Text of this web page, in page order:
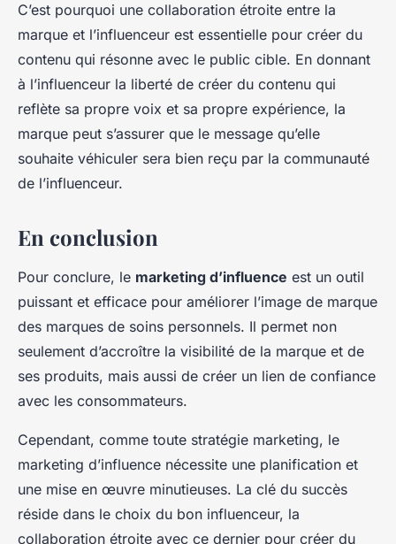
C’est pourquoi une collaboration étroite entre la
marque et l’influenceur est essentielle pour créer du
contenu qui résonne avec le public cible. En donnant
à l’influenceur la liberté de créer du contenu qui
reflète sa propre voix et sa propre expérience, la
marque peut s’assurer que le message qu’elle
souhaite véhiculer sera bien reçu par la communauté
de l’influenceur.
En conclusion
Pour conclure, le marketing d’influence est un outil
puissant et efficace pour améliorer l’image de marque
des marques de soins personnels. Il permet non
seulement d’accroître la visibilité de la marque et de
ses produits, mais aussi de créer un lien de confiance
avec les consommateurs.
Cependant, comme toute stratégie marketing, le
marketing d’influence nécessite une planification et
une mise en œuvre minutieuses. La clé du succès
réside dans le choix du bon influenceur, la
collaboration étroite avec ce dernier pour créer du